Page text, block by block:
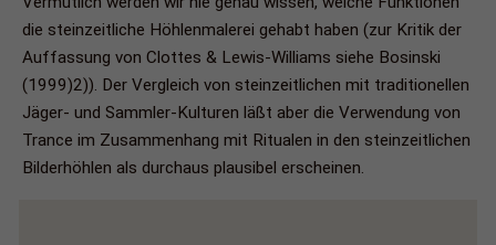
die steinzeitliche Höhlenmalerei gehabt haben (zur Kritik der
Auffassung von Clottes & Lewis-Williams siehe Bosinski
(1999)2)). Der Vergleich von steinzeitlichen mit traditionellen
Jäger- und Sammler-Kulturen läßt aber die Verwendung von
Trance im Zusammenhang mit Ritualen in den steinzeitlichen
Bilderhöhlen als durchaus plausibel erscheinen.